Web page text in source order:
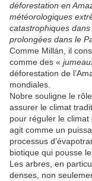
déforestation en
météorologiques
catastrophiques
prolongées dans le
Comme Millán, il
comme des «
déforestation de
mondiales.
Nobre souligne le
assurer le climat
pour réguler le climat
agit comme un
processus
biotique qui pousse
Les arbres, en
denses, non